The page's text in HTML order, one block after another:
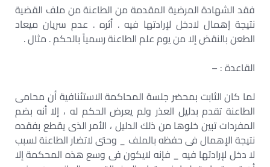
فقد الشهادة المرضية المقدمة من الطاعنة من ملف القضية
نتيجة إهمال لادخل لإرادتها فيه . أثره . عدم سريان ميعاد
الطعن بالنقض إلا من يوم علم الطاعنة رسمياً بالحكم . مثال .
القاعدة : –
لما كان الثابت بمحضر جلسة المحاكمة الاستئنافية أن محامى
الطاعنة تقدم بدليل العذر ولم يعرض الحكم له ، إلا أنه بضم
المفردات تبين خلوها من ذلك الدليل ، الأمر الذى يقطع بفقده
نتيجة الإهمال فى حفظه بالملف _ وحتى لاتضار الطاعنة لسبب
لا دخل لإرادتها فيه _ فإنه لايكون فى وسع هذه المحكمة إلا